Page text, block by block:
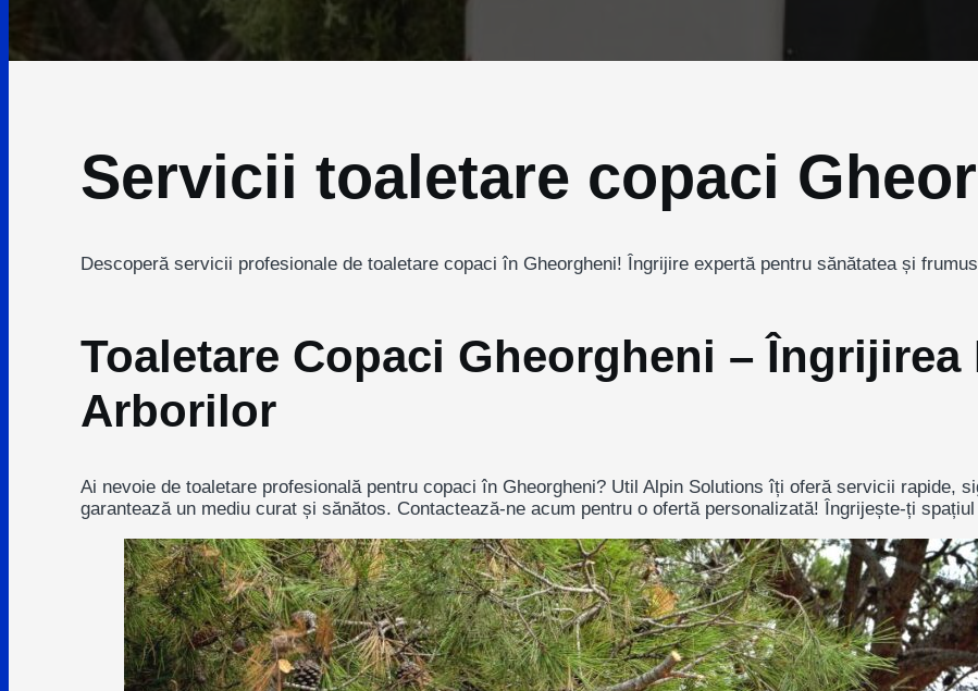
Servicii toaletare copaci
Descoperă servicii profesionale de toaletare copaci în Gheorgheni! Îngrijire expertă pentru sănătatea și
Toaletare Copaci Gheorgheni –
Arborilor
Ai nevoie de toaletare profesională pentru copaci în Gheorgheni? Util Alpin Solutions îți oferă servicii rapide,
garantează un mediu curat și sănătos. Contactează-ne acum pentru o ofertă personalizată! Îngrijește-ți